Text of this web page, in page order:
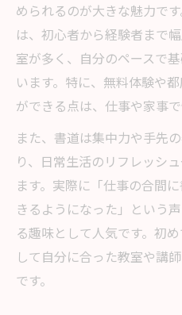
められるのが大きな魅力で
は、初心者から経験者まで
室が多く、自分のペースで
います。特に、無料体験や
ができる点は、仕事や家事
また、書道は集中力や手先
り、日常生活のリフレッシ
ます。実際に「仕事の合間
きるようになった」という
る趣味として人気です。初
して自分に合った教室や講
です。